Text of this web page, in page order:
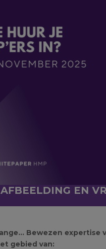
EN
Bewezen
gebied van: